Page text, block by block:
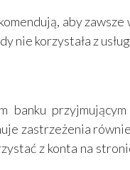
aby
korzystała z
banku
zastrzeżenia
z konta na